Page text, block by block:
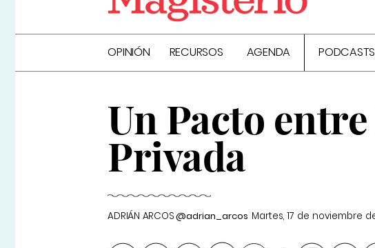
OPINIÓN RECURSOS AGENDA PODCASTS
Un Pacto
Privada
ADRIÁN ARCOS@adrian_arcos Martes, 17 de noviembre